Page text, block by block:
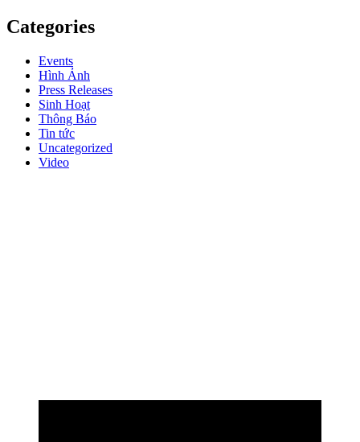
Categories
Events
Hình Ảnh
Press Releases
Sinh Hoạt
Thông Báo
Tin tức
Uncategorized
Video